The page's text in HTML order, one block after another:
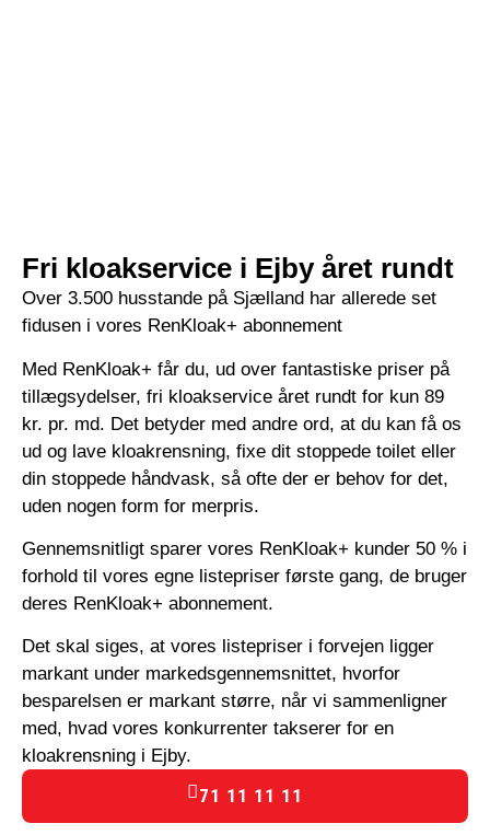
Fri kloakservice i Ejby året rundt
Over 3.500 husstande på Sjælland har allerede set
fidusen i vores RenKloak+ abonnement
Med RenKloak+ får du, ud over fantastiske priser på
tillægsydelser, fri kloakservice året rundt for kun 89
kr. pr. md. Det betyder med andre ord, at du kan få os
ud og lave kloakrensning, fixe dit stoppede toilet eller
din stoppede håndvask, så ofte der er behov for det,
uden nogen form for merpris.
Gennemsnitligt sparer vores RenKloak+ kunder 50 % i
forhold til vores egne listepriser første gang, de bruger
deres RenKloak+ abonnement.
Det skal siges, at vores listepriser i forvejen ligger
markant under markedsgennemsnittet, hvorfor
besparelsen er markant større, når vi sammenligner
med, hvad vores konkurrenter takserer for en
kloakrensning i Ejby.
71 11 11 11